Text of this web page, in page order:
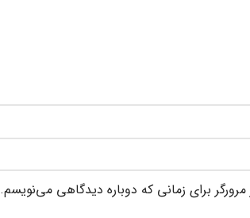
برای زمانی که دوباره دیدگاهی می‌نویسم.